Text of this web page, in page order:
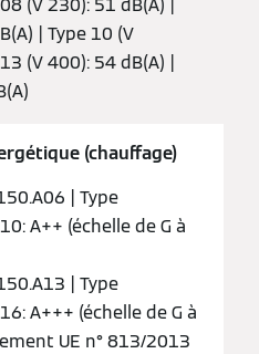
(V 230): 51 dB(A) |
| Type 10 (V
(V 400): 54 dB(A) |
(chauffage)
| Type
A++ (échelle de G à
| Type
A+++ (échelle de G à
UE n° 813/2013